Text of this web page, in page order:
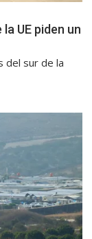
UE piden un
del sur de la